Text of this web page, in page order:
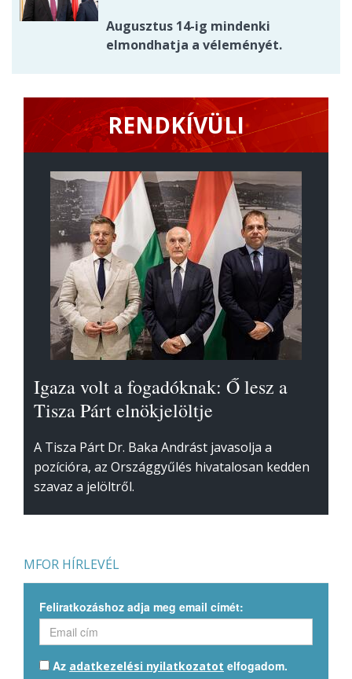
Augusztus 14-ig mindenki
elmondhatja a véleményét.
RENDKÍVÜLI
Igaza volt a fogadóknak: Ő lesz a
Tisza Párt elnökjelöltje
A Tisza Párt Dr. Baka Andrást javasolja a
pozícióra, az Országgyűlés hivatalosan kedden
szavaz a jelöltről.
MFOR HÍRLEVÉL
Feliratkozáshoz adja meg email címét:
Az adatkezelési nyilatkozatot elfogadom.